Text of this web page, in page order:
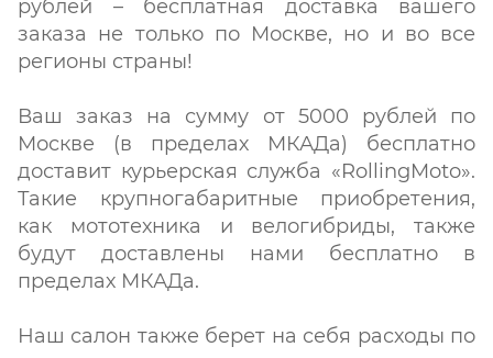
рублей – бесплатная доставка вашего
заказа не только по Москве, но и во все
регионы страны!
Ваш заказ на сумму от 5000 рублей по
Москве (в пределах МКАДа) бесплатно
доставит курьерская служба «RollingMoto».
Такие крупногабаритные приобретения,
как мототехника и велогибриды, также
будут доставлены нами бесплатно в
пределах МКАДа.
Наш салон также берет на себя расходы по